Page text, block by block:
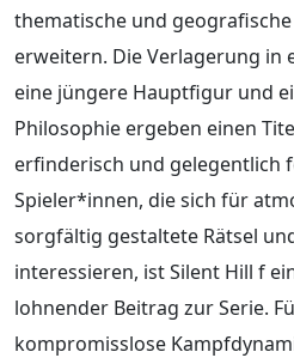
thematische und
erweitern. Die Verlagerung in
eine jüngere Hauptfigur und
Philosophie ergeben einen
erfinderisch und gelegentlich
Spieler*innen, die sich für
sorgfältig gestaltete Rätsel
interessieren, ist Silent Hill f
lohnender Beitrag zur Serie.
kompromisslose